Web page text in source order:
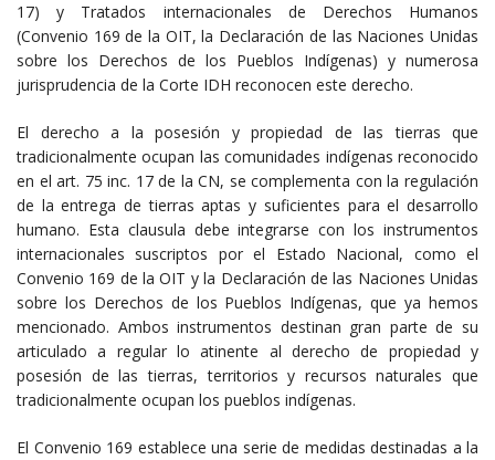
17) y Tratados internacionales de Derechos Humanos
(Convenio 169 de la OIT, la Declaración de las Naciones Unidas
sobre los Derechos de los Pueblos Indígenas) y numerosa
jurisprudencia de la Corte IDH reconocen este derecho.
El derecho a la posesión y propiedad de las tierras que
tradicionalmente ocupan las comunidades indígenas reconocido
en el art. 75 inc. 17 de la CN, se complementa con la regulación
de la entrega de tierras aptas y suficientes para el desarrollo
humano. Esta clausula debe integrarse con los instrumentos
internacionales suscriptos por el Estado Nacional, como el
Convenio 169 de la OIT y la Declaración de las Naciones Unidas
sobre los Derechos de los Pueblos Indígenas, que ya hemos
mencionado. Ambos instrumentos destinan gran parte de su
articulado a regular lo atinente al derecho de propiedad y
posesión de las tierras, territorios y recursos naturales que
tradicionalmente ocupan los pueblos indígenas.
El Convenio 169 establece una serie de medidas destinadas a la